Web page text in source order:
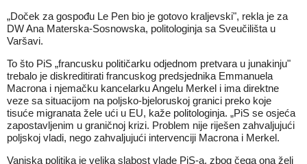
„Doček za gospođu Le Pen bio je gotovo kraljevski", rekla je za
DW Ana Materska-Sosnowska, politologinja sa Sveučilišta u
Varšavi.
To što PiS „francusku političarku odjednom pretvara u junakinju"
trebalo je diskreditirati francuskog predsjednika Emmanuela
Macrona i njemačku kancelarku Angelu Merkel i ima direktne
veze sa situacijom na poljsko-bjeloruskoj granici preko koje
tisuće migranata žele ući u EU, kaže politologinja. „PiS se osjeća
zapostavljenim u graničnoj krizi. Problem nije riješen zahvaljujući
poljskoj vladi, nego zahvaljujući intervenciji Macrona i Merkel.
Vanjska politika je velika slabost vlade PiS-a, zbog čega ona želi